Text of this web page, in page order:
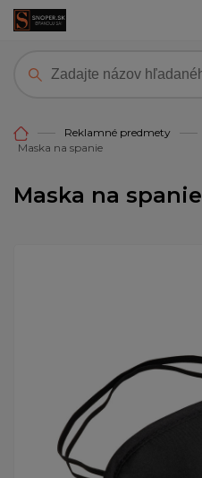
Reklamné predmety
Maska na spanie
Maska na spanie